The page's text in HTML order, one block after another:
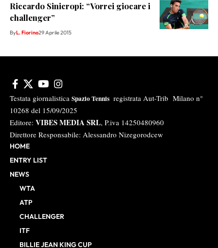
Riccardo Sinicropi: “Vorrei giocare i
challenger”
ByL. Fiorino29 Aprile 2015
Testata giornalistica Spazio Tennis registrata Aut-Trib Milano n°
10268 del 15/09/2025
Editore: VIBES MEDIA SRL, P.iva 14250480960
Direttore Responsabile: Alessandro Nizegorodcew
HOME
ENTRY LIST
NEWS
WTA
ATP
CHALLENGER
ITF
BILLIE JEAN KING CUP